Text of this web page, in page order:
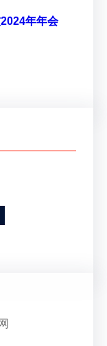
年年会